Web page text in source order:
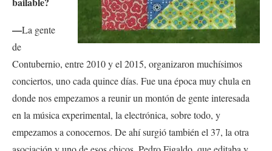
—La gente
de
Contubernio, entre 2010 y el 2015, organizaron muchísimos
conciertos, uno cada quince días. Fue una época muy chula en
donde nos empezamos a reunir un montón de gente interesada
en la música experimental, la electrónica, sobre todo, y
empezamos a conocernos. De ahí surgió también el 37, la otra